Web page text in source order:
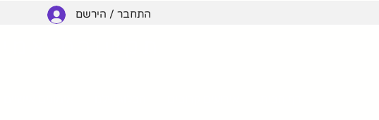
התחבר / הירשם